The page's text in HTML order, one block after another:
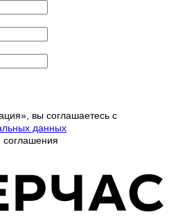
вы соглашаетесь с
данных
соглашения